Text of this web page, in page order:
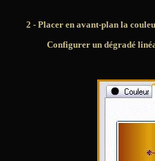
2 - Placer en avant-plan la
Configurer un dégradé